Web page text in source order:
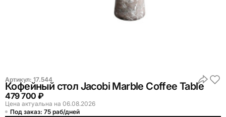
Артикул: 17.544
Кофейный стол Jacobi Marble Coffee Table
479 700 ₽
Цена актуальна на 06.08.2026
Под заказ: 75 раб/дней